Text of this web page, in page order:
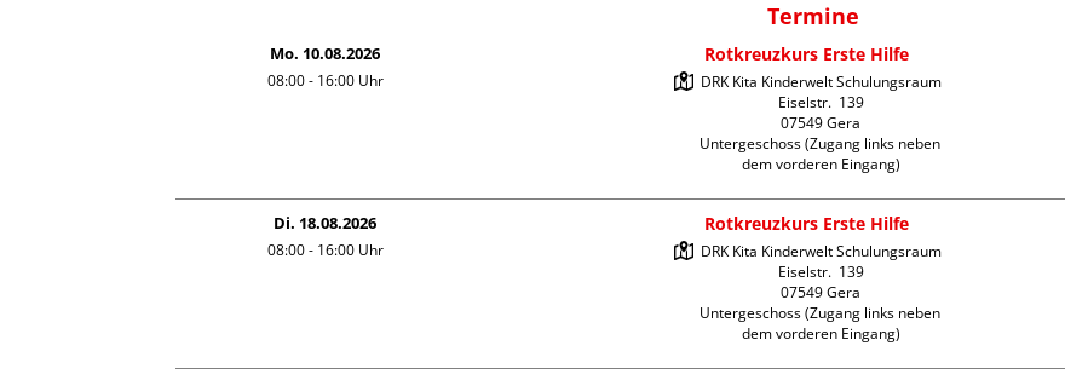
Termine
Mo. 10.08.2026
08:00 - 16:00Uhr
Rotkreuzkurs Erste Hilfe
DRK Kita Kinderwelt Schulungsraum
Eiselstr.  139
07549 Gera
Untergeschoss (Zugang links neben
dem vorderen Eingang)
Di. 18.08.2026
08:00 - 16:00Uhr
Rotkreuzkurs Erste Hilfe
DRK Kita Kinderwelt Schulungsraum
Eiselstr.  139
07549 Gera
Untergeschoss (Zugang links neben
dem vorderen Eingang)